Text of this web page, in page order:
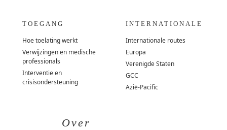
TOEGANG
Hoe toelating werkt
Verwijzingen en medische
professionals
Interventie en
crisisondersteuning
INTERNATIONALE
Internationale routes
Europa
Verenigde Staten
GCC
Azië-Pacific
Over